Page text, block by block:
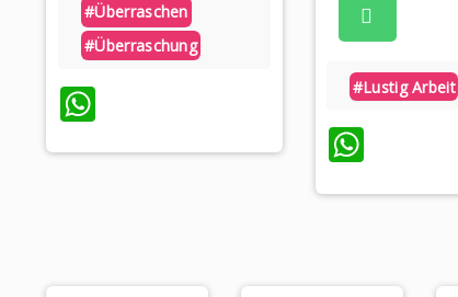
#überraschen
#überraschung
WhatsApp #lustig Arbeit